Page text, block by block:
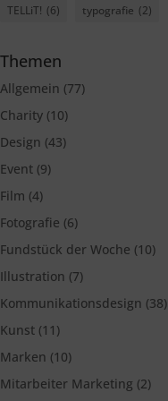
TELLiT! (6) typografie (2)
Themen
Allgemein (77)
Charity (10)
Design (43)
Event (9)
Film (4)
Fotografie (6)
Fundstück der Woche (10)
Illustration (7)
Kommunikationsdesign (38)
Kunst (11)
Marken (10)
Mitarbeiter Marketing (2)